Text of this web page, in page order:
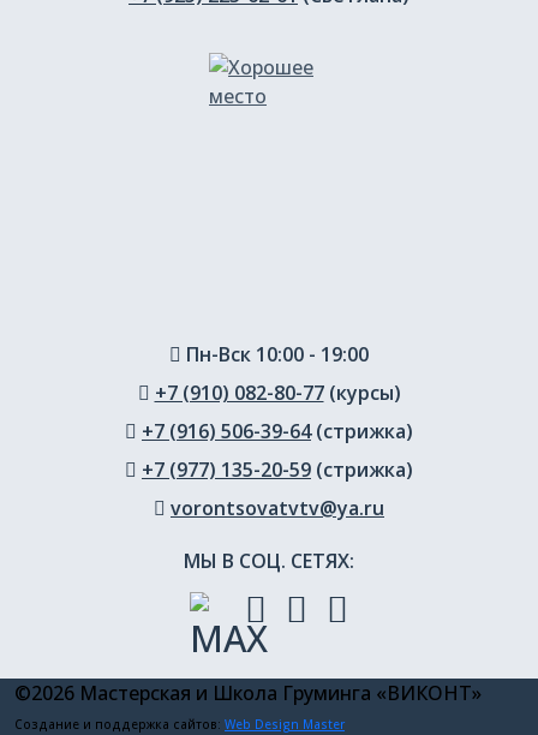
Пн-Вск 10:00 - 19:00
+7 (910) 082-80-77(курсы)
+7 (916) 506-39-64(стрижка)
+7 (977) 135-20-59 (стрижка)
vorontsovatvtv@ya.ru
МЫ В СОЦ. СЕТЯХ:
©2026 Мастерская и Школа Груминга «ВИКОНТ»
Создание и поддержка сайтов: Web Design Master